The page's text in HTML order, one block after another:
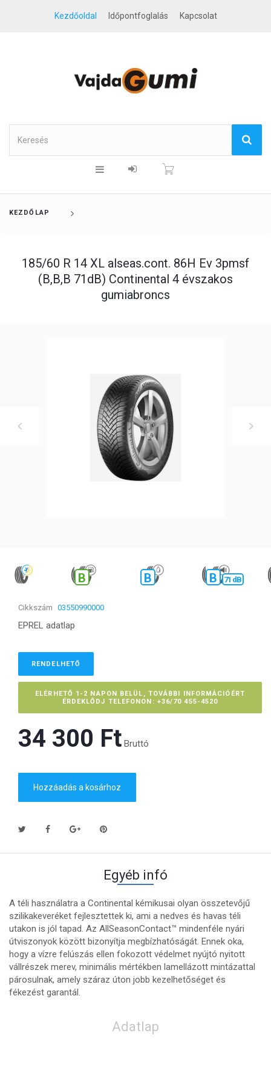
Kezdőoldal Időpontfoglalás Kapcsolat
KEZDŐLAP
185/60 R 14 XL alseas.cont. 86H Ev 3pmsf
(B,B,B 71dB) Continental 4 évszakos
gumiabroncs
B B B 71 dB
Cikkszám 03550990000
EPREL adatlap
RENDELHETŐ
ELÉRHETŐ 1-2 NAPON BELÜL, TOVÁBBI INFORMÁCIÓÉRT
ÉRDEKLŐDJ TELEFONON: +36/70 455-4520
34 300 Ft‎ Bruttó
Hozzáadás a kosárhoz
Egyéb infó
A téli használatra a Continental kémikusai olyan összetevőjű
szilikakeveréket fejlesztettek ki, ami a nedves és havas téli
utakon is jól tapad. Az AllSeasonContact™ mindenféle nyári
útviszonyok között bizonyítja megbízhatóságát. Ennek oka,
hogy a vízre felúszás ellen fokozott védelmet nyújtó nyitott
vállrészek merev, minimális mértékben lamellázott mintázattal
párosulnak, amely száraz úton jobb kezelhetőséget és
fékezést garantál.
Adatlap